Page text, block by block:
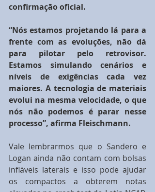
confirmação oficial.
“Nós estamos projetando lá para a
frente com as evoluções, não dá
para pilotar pelo retrovisor.
Estamos simulando cenários e
níveis de exigências cada vez
maiores. A tecnologia de materiais
evolui na mesma velocidade, o que
nós não podemos é parar nesse
processo”, afirma Fleischmann.
Vale lembrarmos que o Sandero e
Logan ainda não contam com bolsas
infláveis laterais e isso pode ajudar
os compactos a obterem notas